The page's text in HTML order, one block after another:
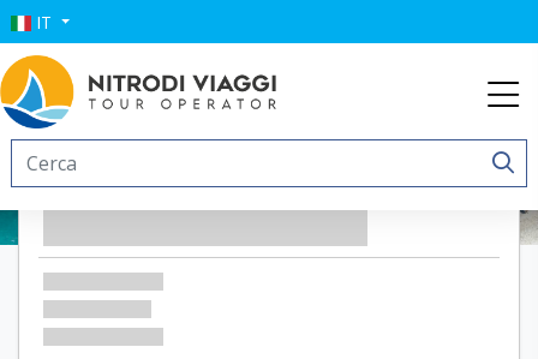
IT
Resort Acropoli